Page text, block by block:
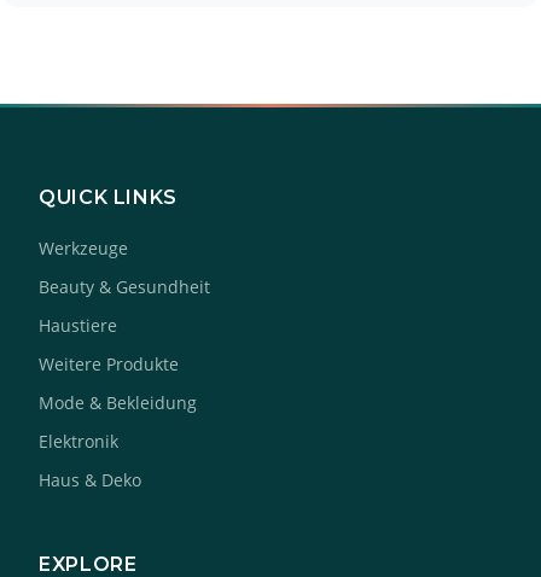
QUICK LINKS
Werkzeuge
Beauty & Gesundheit
Haustiere
Weitere Produkte
Mode & Bekleidung
Elektronik
Haus & Deko
EXPLORE